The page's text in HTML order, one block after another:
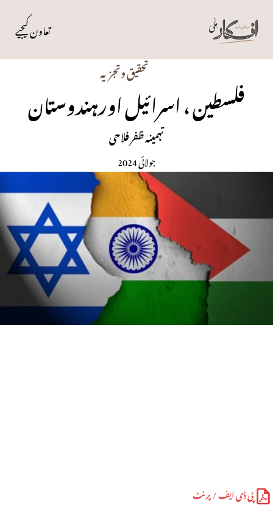
تعاون کیجیے
تحقیق وتجزیہ
فلسطین ، اسرائیل اورہندوستان
تہمینہ ظفر فلاحی
جولائی 2024
پی ڈی ایف / پرنٹ